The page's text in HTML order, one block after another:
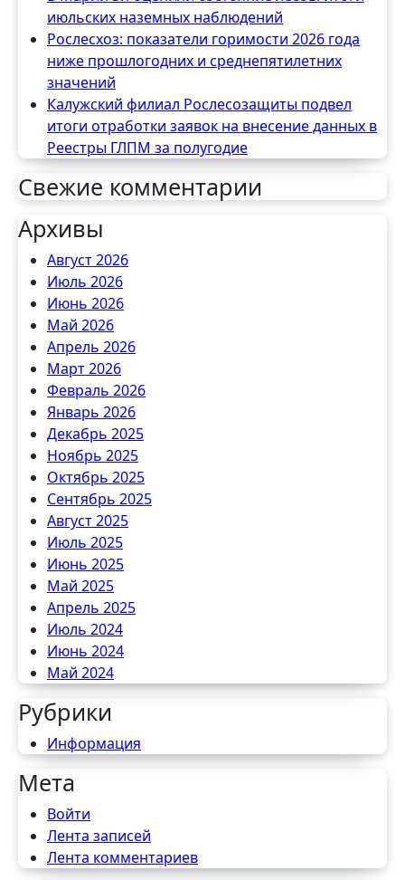
июльских наземных наблюдений
Рослесхоз: показатели горимости 2026 года
ниже прошлогодних и среднепятилетних
значений
Калужский филиал Рослесозащиты подвел
итоги отработки заявок на внесение данных в
Реестры ГЛПМ за полугодие
Свежие комментарии
Архивы
Август 2026
Июль 2026
Июнь 2026
Май 2026
Апрель 2026
Март 2026
Февраль 2026
Январь 2026
Декабрь 2025
Ноябрь 2025
Октябрь 2025
Сентябрь 2025
Август 2025
Июль 2025
Июнь 2025
Май 2025
Апрель 2025
Июль 2024
Июнь 2024
Май 2024
Рубрики
Информация
Мета
Войти
Лента записей
Лента комментариев